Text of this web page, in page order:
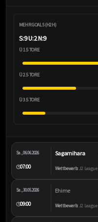
MEHR GOALS (H2H)
S:9 U:2 N:9
Ü 1.5 TORE
Ü 2.5 TORE
Ü 3.5 TORE
Sa., 06.06.2026
🕒07:00
Sagamihara
Wettbewerb:J2 League
Sa., 30.05.2026
🕒09:00
Ehime
Wettbewerb:J2 League